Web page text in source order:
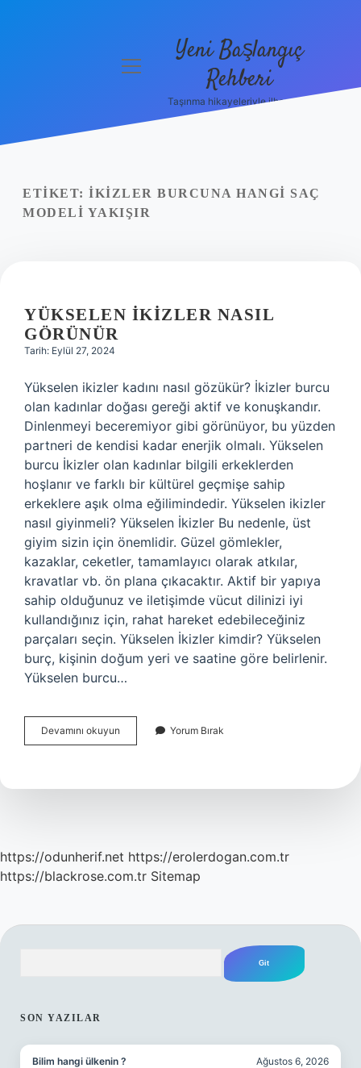
Politikası
Yasal Uyarı
menüyü
Yeni Başlangıç
Rehberi
Taşınma hikayeleriyle ilham bul!
ETIKET: İKIZLER BURCUNA HANGI SAÇ
MODELI YAKIŞIR
YÜKSELEN İKIZLER NASIL
GÖRÜNÜR
Tarih: Eylül 27, 2024
Yükselen ikizler kadını nasıl gözükür? İkizler burcu
olan kadınlar doğası gereği aktif ve konuşkandır.
Dinlenmeyi beceremiyor gibi görünüyor, bu yüzden
partneri de kendisi kadar enerjik olmalı. Yükselen
burcu İkizler olan kadınlar bilgili erkeklerden
hoşlanır ve farklı bir kültürel geçmişe sahip
erkeklere aşık olma eğilimindedir. Yükselen ikizler
nasıl giyinmeli? Yükselen İkizler Bu nedenle, üst
giyim sizin için önemlidir. Güzel gömlekler,
kazaklar, ceketler, tamamlayıcı olarak atkılar,
kravatlar vb. ön plana çıkacaktır. Aktif bir yapıya
sahip olduğunuz ve iletişimde vücut dilinizi iyi
kullandığınız için, rahat hareket edebileceğiniz
parçaları seçin. Yükselen İkizler kimdir? Yükselen
burç, kişinin doğum yeri ve saatine göre belirlenir.
Yükselen burcu…
Devamını okuyun Yükselen
İKizler
Yorum Bırak
https://odunherif.net https://erolerdogan.com.tr
https://blackrose.com.tr Sitemap
SON YAZILAR
Bilim hangi ülkenin ? Ağustos 6, 2026